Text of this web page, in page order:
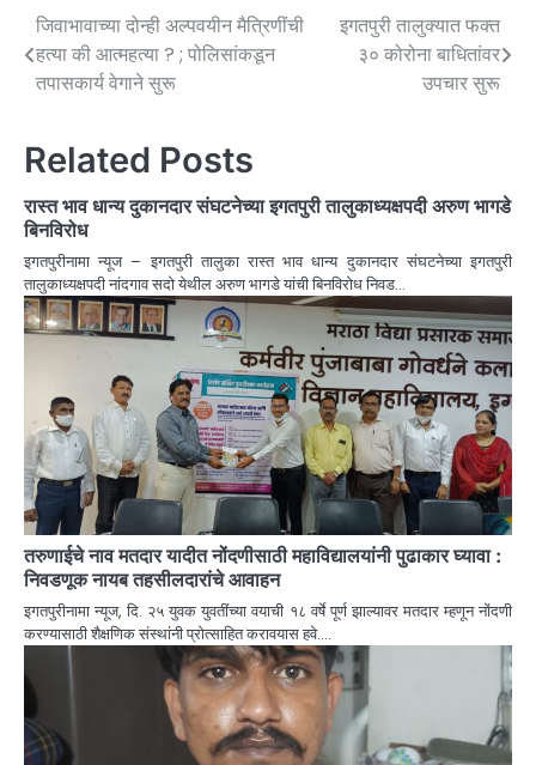
जिवाभावाच्या दोन्ही अल्पवयीन मैत्रिणींची
हत्या की आत्महत्या ? ; पोलिसांकडून
तपासकार्य वेगाने सुरू
इगतपुरी तालुक्यात फक्त
३० कोरोना बाधितांवर
उपचार सुरू
Related Posts
रास्त भाव धान्य दुकानदार संघटनेच्या इगतपुरी तालुकाध्यक्षपदी अरुण भागडे
बिनविरोध
इगतपुरीनामा न्यूज – इगतपुरी तालुका रास्त भाव धान्य दुकानदार संघटनेच्या इगतपुरी
तालुकाध्यक्षपदी नांदगाव सदो येथील अरुण भागडे यांची बिनविरोध निवड…
तरुणाईचे नाव मतदार यादीत नोंदणीसाठी महाविद्यालयांनी पुढाकार घ्यावा :
निवडणूक नायब तहसीलदारांचे आवाहन
इगतपुरीनामा न्यूज, दि. २५ युवक युवतींच्या वयाची १८ वर्षे पूर्ण झाल्यावर मतदार म्हणून नोंदणी
करण्यासाठी शैक्षणिक संस्थांनी प्रोत्साहित करावयास हवे.…